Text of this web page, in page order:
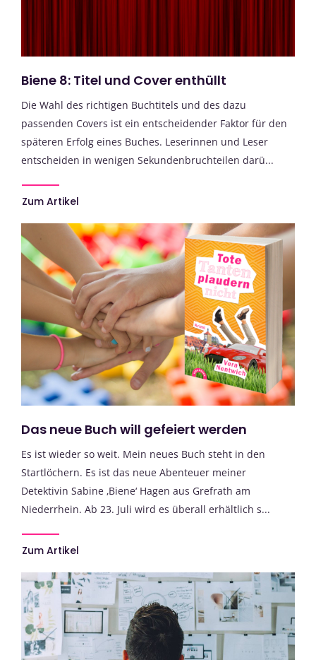
Biene 8: Titel und Cover enthüllt
Die Wahl des richtigen Buchtitels und des dazu
passenden Covers ist ein entscheidender Faktor für den
späteren Erfolg eines Buches. Leserinnen und Leser
entscheiden in wenigen Sekundenbruchteilen darü...
Zum Artikel
Das neue Buch will gefeiert werden
Es ist wieder so weit. Mein neues Buch steht in den
Startlöchern. Es ist das neue Abenteuer meiner
Detektivin Sabine ‚Biene‘ Hagen aus Grefrath am
Niederrhein. Ab 23. Juli wird es überall erhältlich s...
Zum Artikel